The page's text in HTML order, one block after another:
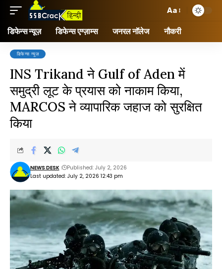
Aa
डिफेन्स न्यूज़ डिफेन्स एग्ज़ाम्स जनरल नॉलेज नौकरी
डिफेन्स न्यूज़
INS Trikand ने Gulf of Aden में
समुद्री लूट के प्रयास को नाकाम किया,
MARCOS ने व्यापारिक जहाज को सुरक्षित
किया
Last updated: July 2, 2026 12:43 pm
NEWS DESK Published: July 2, 2026